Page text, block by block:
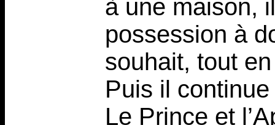
à une maison,
possession à
souhait, tout
Puis il
Le Prince et